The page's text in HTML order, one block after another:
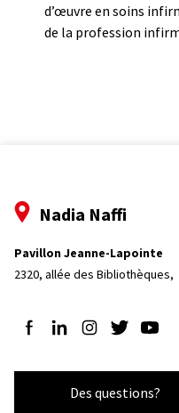
d’œuvre en soins
de la profession
Nadia Naffi
Pavillon Jeanne-Lapointe
2320, allée des Bibliothèques,
Suivez-nous sur Facebook
Suivez-nous sur
Suivez-nous sur
Suivez-
Des questions?